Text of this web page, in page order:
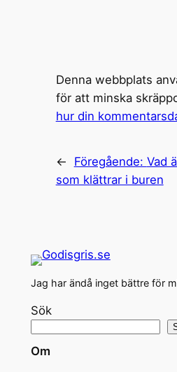
Denna webbplats
för att minska
hur din
← Föregående: Vad
som klättrar i buren
Jag har ändå inget bättre för
Sök
Om